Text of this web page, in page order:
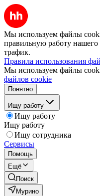
Мы используем файлы
правильную работу нашего
трафик.
Правила использования
Мы используем файлы
файлов cookie
Понятно
Ищу работу
Ищу работу
Ищу работу
Ищу сотрудника
Сервисы
Помощь
Ещё
Поиск
Мурино